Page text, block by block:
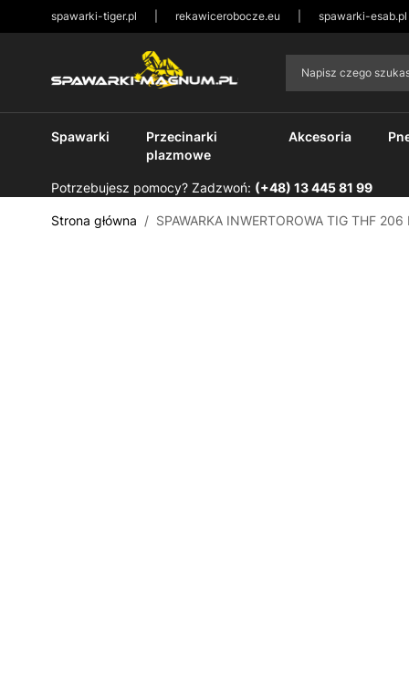
spawarki-tiger.pl rekawicerobocze.eu spawarki-esab.pl
Napisz czego
Spawarki
Przecinarki
plazmowe
Akcesoria
Potrzebujesz pomocy? Zadzwoń: (+48) 13 445 81 99
Strona główna / SPAWARKA INWERTOROWA TIG THF